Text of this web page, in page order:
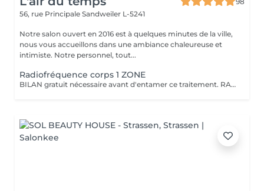
56, rue Principale Sandweiler L-5241
Notre salon ouvert en 2016 est à quelques minutes de la ville,
nous vous accueillons dans une ambiance chaleureuse et
intimiste. Notre personnel, tout...
Radiofréquence corps 1 ZONE
BILAN gratuit nécessaire avant d'entamer ce traitement. RADIOFREQUENCE 448Khz CAPACITIVE RESISTIVE monpolaire Non douloureux, non invasif. Technique pour raffermir, contre la cellulite, réduction de volume. La radiofréquence émet de la chaleur induite par une onde qui génère un effet tenseur et immédiat et durable. Traitement 6 à 12 séances pour atteindre des résultats, cela dépend de la qualité de la peau, de l'âge, du volume concernés entre autres.